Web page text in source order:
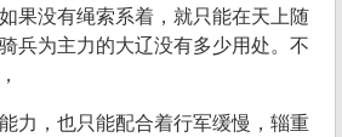
果没有绳索系着，就只能在天上随
兵为主力的大辽没有多少用处。不
力，也只能配合着行军缓慢，辎重